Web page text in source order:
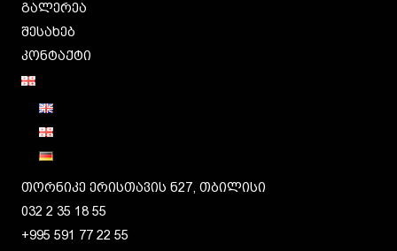
გალერეა
შესახებ
კონტაქტი
თორნიკე ერისთავის ნ27, თბილისი
032 2 35 18 55
+995 591 77 22 55